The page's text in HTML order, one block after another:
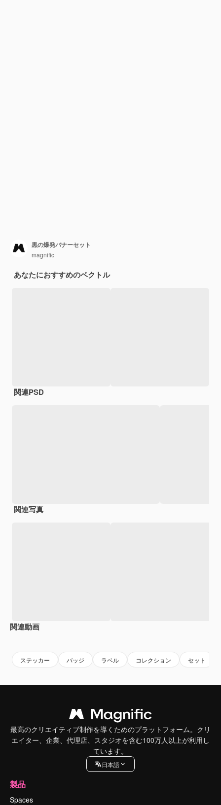
黒の爆発バナーセット
magnific
あなたにおすすめのベクトル
関連PSD
関連写真
関連動画
ステッカー バッジ ラベル コレクション セット
最高のクリエイティブ制作を導くためのプラットフォーム。クリ
エイター、企業、代理店、スタジオを含む100万人以上が利用し
ています。
日本語
製品
Spaces